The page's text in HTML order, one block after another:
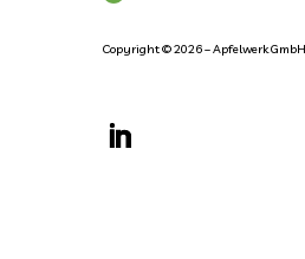
Copyright © 2026 – Apfelwerk GmbH